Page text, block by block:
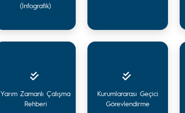
(İnfografik)
Yarım Zamanlı Çalışma
Rehberi
Kurumlararası Geçici
Görevlendirme